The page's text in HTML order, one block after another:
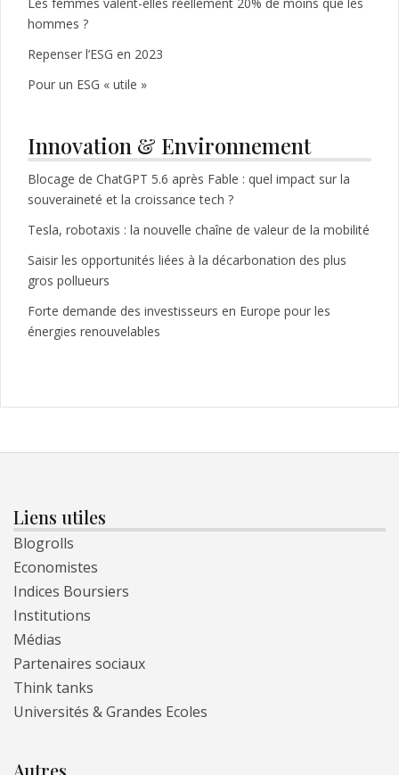
hommes ?
Repenser l’ESG en 2023
Pour un ESG « utile »
Innovation & Environnement
Blocage de ChatGPT 5.6 après Fable : quel impact sur la
souveraineté et la croissance tech ?
Tesla, robotaxis : la nouvelle chaîne de valeur de la mobilité
Saisir les opportunités liées à la décarbonation des plus
gros pollueurs
Forte demande des investisseurs en Europe pour les
énergies renouvelables
Liens utiles
Blogrolls
Economistes
Indices Boursiers
Institutions
Médias
Partenaires sociaux
Think tanks
Universités & Grandes Ecoles
Autres